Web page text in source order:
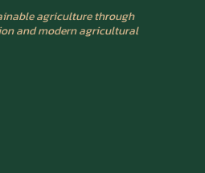
agriculture through
and modern agricultural